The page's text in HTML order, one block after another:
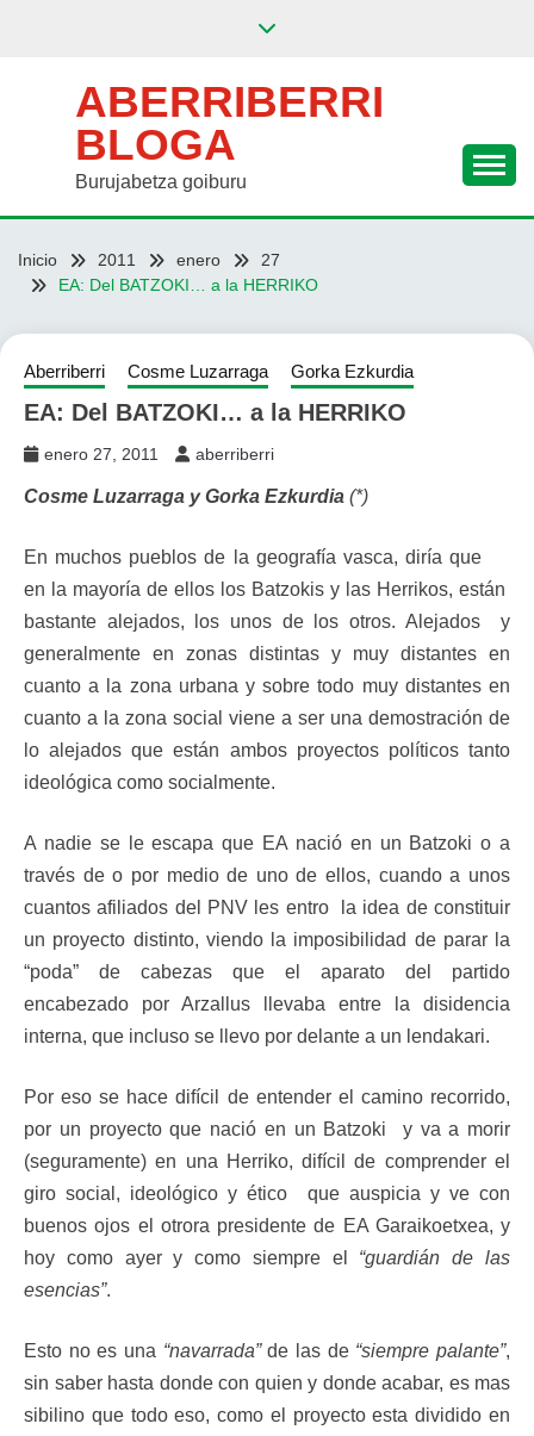
ABERRIBERRI
BLOGA
Burujabetza goiburu
Inicio 2011 enero
27
EA: Del BATZOKI… a la HERRIKO
Aberriberri Cosme Luzarraga Gorka Ezkurdia
EA: Del BATZOKI… a la HERRIKO
enero 27, 2011 aberriberri
Cosme Luzarraga y Gorka Ezkurdia (*)
En muchos pueblos de la geografía vasca, diría que
en la mayoría de ellos los Batzokis y las Herrikos, están
bastante alejados, los unos de los otros. Alejados y
generalmente en zonas distintas y muy distantes en
cuanto a la zona urbana y sobre todo muy distantes en
cuanto a la zona social viene a ser una demostración de
lo alejados que están ambos proyectos políticos tanto
ideológica como socialmente.
A nadie se le escapa que EA nació en un Batzoki o a
través de o por medio de uno de ellos, cuando a unos
cuantos afiliados del PNV les entro la idea de constituir
un proyecto distinto, viendo la imposibilidad de parar la
“poda” de cabezas que el aparato del partido
encabezado por Arzallus llevaba entre la disidencia
interna, que incluso se llevo por delante a un lendakari.
Por eso se hace difícil de entender el camino recorrido,
por un proyecto que nació en un Batzoki y va a morir
(seguramente) en una Herriko, difícil de comprender el
giro social, ideológico y ético que auspicia y ve con
buenos ojos el otrora presidente de EA Garaikoetxea, y
hoy como ayer y como siempre el “guardián de las
esencias”.
Esto no es una “navarrada”de las de “siempre palante”,
sin saber hasta donde con quien y donde acabar, es mas
sibilino que todo eso, como el proyecto esta dividido en